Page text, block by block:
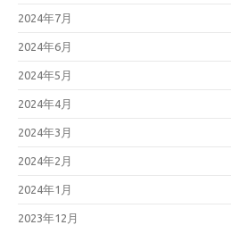
2024年7月
2024年6月
2024年5月
2024年4月
2024年3月
2024年2月
2024年1月
2023年12月